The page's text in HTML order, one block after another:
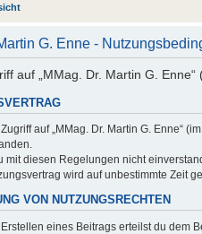
G. Enne -
auf „MMag. Dr. Martin G.
Zugriff auf „MMag. Dr. Martin G. Enne“
mit diesen Regelungen nicht
wird auf unbestimmte Zeit
VON NUTZUNGSRECHTEN
eines Beitrags erteilst du dem